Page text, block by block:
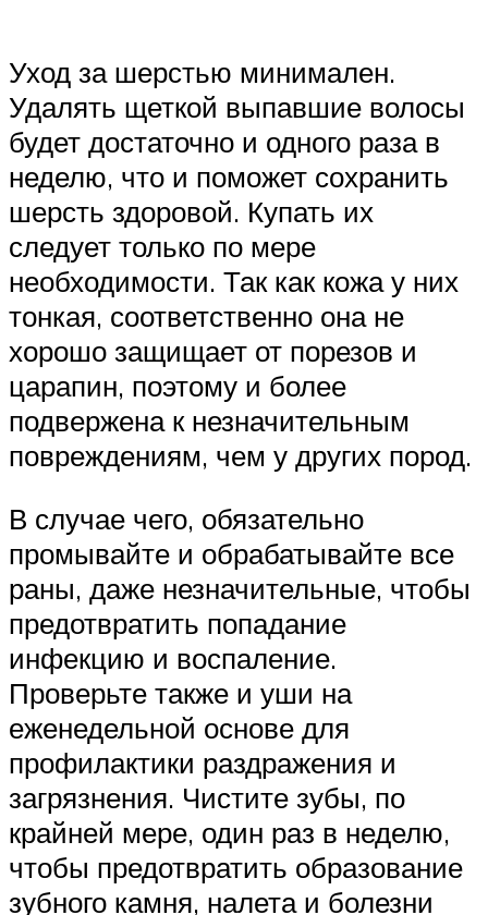
Уход за шерстью минимален.
Удалять щеткой выпавшие волосы
будет достаточно и одного раза в
неделю, что и поможет сохранить
шерсть здоровой. Купать их
следует только по мере
необходимости. Так как кожа у них
тонкая, соответственно она не
хорошо защищает от порезов и
царапин, поэтому и более
подвержена к незначительным
повреждениям, чем у других пород.
В случае чего, обязательно
промывайте и обрабатывайте все
раны, даже незначительные, чтобы
предотвратить попадание
инфекцию и воспаление.
Проверьте также и уши на
еженедельной основе для
профилактики раздражения и
загрязнения. Чистите зубы, по
крайней мере, один раз в неделю,
чтобы предотвратить образование
зубного камня, налета и болезни